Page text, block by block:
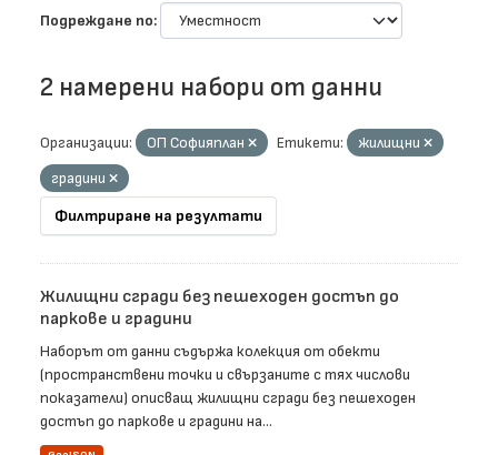
Подреждане по
2 намерени набори от данни
Организации: ОП Софияплан Етикети:
жилищни
градини
Филтриране на резултати
Жилищни сгради без пешеходен достъп до
паркове и градини
Наборът от данни съдържа колекция от обекти
(пространствени точки и свързаните с тях числови
показатели) описващ жилищни сгради без пешеходен
достъп до паркове и градини на...